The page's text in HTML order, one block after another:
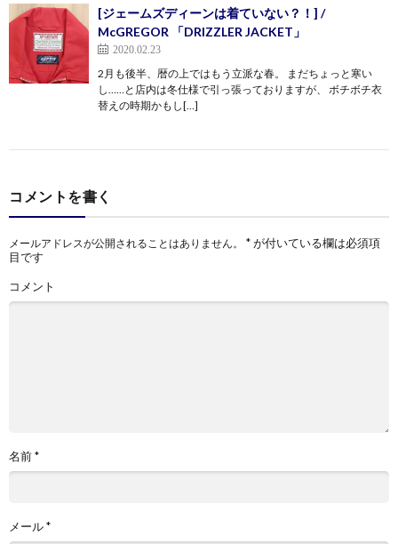
[ジェームズディーンは着ていない？！] /
McGREGOR 「DRIZZLER JACKET」
2020.02.23
2月も後半、暦の上ではもう立派な春。 まだちょっと寒い
し……と店内は冬仕様で引っ張っておりますが、 ボチボチ衣
替えの時期かもし[…]
コメントを書く
メールアドレスが公開されることはありません。 *が付いている欄は必須項
目です
コメント
名前*
メール*